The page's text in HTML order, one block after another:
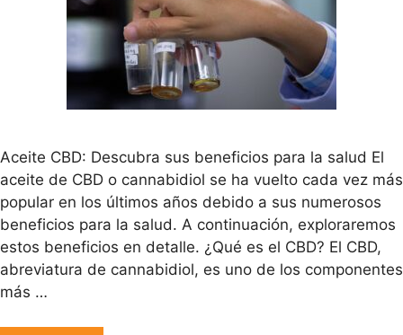
Aceite CBD: Descubra sus beneficios para la salud El
aceite de CBD o cannabidiol se ha vuelto cada vez más
popular en los últimos años debido a sus numerosos
beneficios para la salud. A continuación, exploraremos
estos beneficios en detalle. ¿Qué es el CBD? El CBD,
abreviatura de cannabidiol, es uno de los componentes
más …